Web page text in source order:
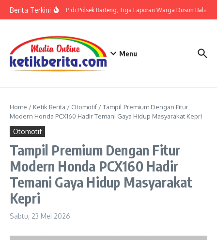
Berita TerkiniTerkait LP di Polsek Barteng, Tiga Laporan Warga Dusun Balaka
Menu
Home / Ketik Berita / Otomotif /Tampil Premium Dengan Fitur
Modern Honda PCX160 Hadir Temani Gaya Hidup Masyarakat Kepri
Otomotif
Tampil Premium Dengan Fitur
Modern Honda PCX160 Hadir
Temani Gaya Hidup Masyarakat
Kepri
Sabtu, 23 Mei 2026